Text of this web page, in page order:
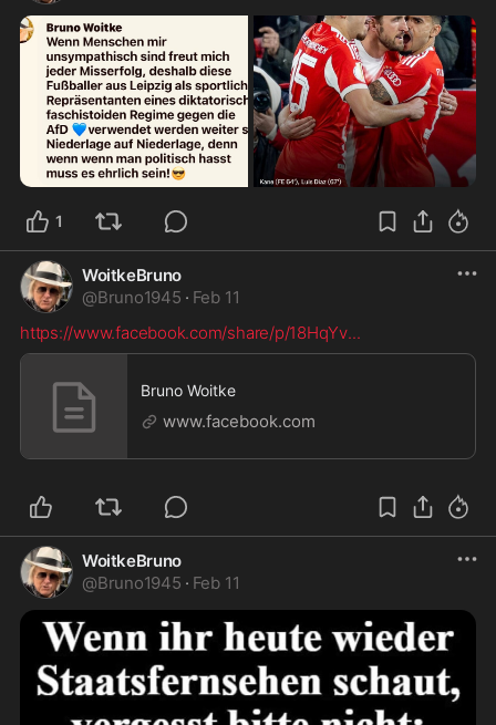
1
WoitkeBruno
@Bruno1945 · Feb 11
https://www.facebook.com/share/p/18HqYv...
Bruno Woitke
www.facebook.com
WoitkeBruno
@Bruno1945 · Feb 11